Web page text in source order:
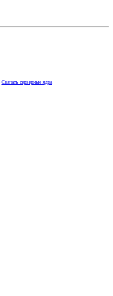
Скачать серверные ядра